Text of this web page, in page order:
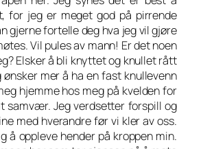
for jeg er meget god på pirrende
gjerne fortelle deg hva jeg vil gjøre
Vil pules av mann! Er det noen
Elsker å bli knyttet og knullet rått
ønsker mer å ha en fast knullevenn
hjemme hos meg på kvelden for
samvær. Jeg verdsetter forspill og
med hverandre før vi kler av oss.
å oppleve hender på kroppen min.